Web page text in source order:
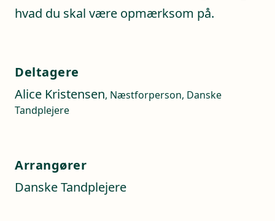
hvad du skal være opmærksom på.
Deltagere
Alice Kristensen, Næstforperson, Danske
Tandplejere
Arrangører
Danske Tandplejere